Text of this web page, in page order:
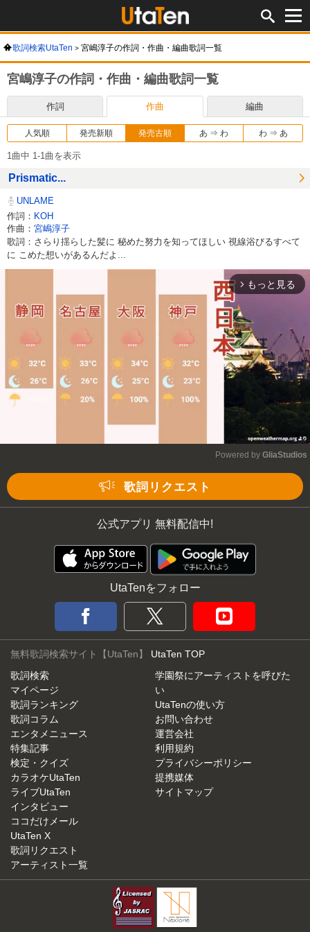
歌詞検索UtaTen 宮嶋淳子の作詞・作曲・編曲歌詞一覧
宮嶋淳子の作詞・作曲・編曲歌詞一覧
作詞 作曲 編曲
人気順 発売新順 発売古順 あ ⇒ わ わ ⇒ あ
1曲中 1-1曲を表示
Prismatic...
UNLAME
作詞： KOH
作曲： 宮嶋淳子
歌詞：さらり揺らした髪に 秘めた努力を知ってほしい 視線浴びるすべて
に こめた想いがあるんだよ...
arrow_forward_ios もっと見る
Powered by GliaStudios
歌詞リクエスト
公式アプリ 無料配信中!
UtaTenをフォロー
無料歌詞検索サイト【UtaTen】 UtaTen TOP
歌詞検索
マイページ
歌詞ランキング
歌詞コラム
エンタメニュース
特集記事
検定・クイズ
カラオケUtaTen
ライブUtaTen
インタビュー
ココだけメール
UtaTen X
歌詞リクエスト
アーティスト一覧
学園祭にアーティストを呼びた
い
UtaTenの使い方
お問い合わせ
運営会社
利用規約
プライバシーポリシー
提携媒体
サイトマップ